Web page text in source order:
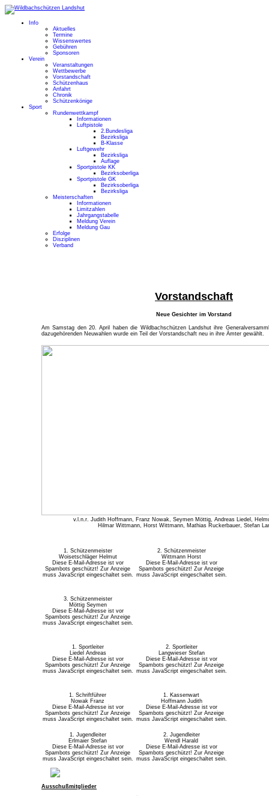
Info
Aktuelles
Termine
Wissenswertes
Gebühren
Sponsoren
Verein
Veranstaltungen
Wettbewerbe
Vorstandschaft
Schützenhaus
Anfahrt
Chronik
Schützenkönige
Sport
Rundenwettkampf
Informationen
Luftpistole
2.Bundesliga
Bezirksliga
B-Klasse
Luftgewehr
Bezirksliga
Auflage
Sportpistole KK
Bezirksoberliga
Sportpistole GK
Bezirksoberliga
Bezirksliga
Meisterschaften
Informationen
Limitzahlen
Jahrgangstabelle
Meldung Verein
Meldung Gau
Erfolge
Disziplinen
Verband
Vorstandschaft
Neue Gesichter im Vorstand
Am Samstag den 20. April haben die Wildbachschützen Landshut ihre
dazugehörenden Neuwahlen wurde ein Teil der Vorstandschaft neu in ihre Ämter gewählt.
v.l.n.r. Judith Hoffmann, Franz Nowak, Seymen Möttig, Andreas Liedel,
Hilmar Wittmann, Horst Wittmann, Mathias Ruckerbauer, Stefan
1. Schützenmeister
Woisetschläger Helmut
Diese E-Mail-Adresse ist vor
Spambots geschützt! Zur Anzeige
muss JavaScript eingeschaltet sein.
2. Schützenmeister
Wittmann Horst
Diese E-Mail-Adresse ist vor
Spambots geschützt! Zur Anzeige
muss JavaScript eingeschaltet sein.
3. Schützenmeister
Möttig Seymen
Diese E-Mail-Adresse ist vor
Spambots geschützt! Zur Anzeige
muss JavaScript eingeschaltet sein.
1. Sportleiter
Liedel Andreas
Diese E-Mail-Adresse ist vor
Spambots geschützt! Zur Anzeige
muss JavaScript eingeschaltet sein.
2. Sportleiter
Langwieser Stefan
Diese E-Mail-Adresse ist vor
Spambots geschützt! Zur Anzeige
muss JavaScript eingeschaltet sein.
1. Schriftführer
Nowak Franz
Diese E-Mail-Adresse ist vor
Spambots geschützt! Zur Anzeige
muss JavaScript eingeschaltet sein.
1. Kassenwart
Hoffmann Judith
Diese E-Mail-Adresse ist vor
Spambots geschützt! Zur Anzeige
muss JavaScript eingeschaltet sein.
1. Jugendleiter
Erlmaier Stefan
Diese E-Mail-Adresse ist vor
Spambots geschützt! Zur Anzeige
muss JavaScript eingeschaltet sein.
2. Jugendleiter
Wendl Harald
Diese E-Mail-Adresse ist vor
Spambots geschützt! Zur Anzeige
muss JavaScript eingeschaltet sein.
Ausschußmitglieder